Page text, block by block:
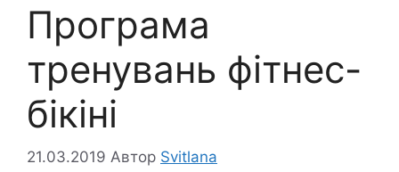
Програма
тренувань фітнес-
бікіні
21.03.2019 Автор Svitlana